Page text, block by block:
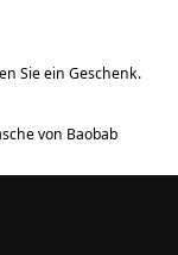
Sie ein Geschenk.
von Baobab